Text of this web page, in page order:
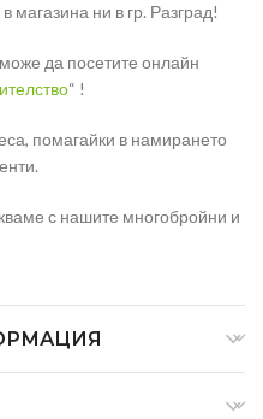
магазина ни в гр. Разград!
да посетите онлайн
“ !
помагайки в намирането
с нашите многобройни и